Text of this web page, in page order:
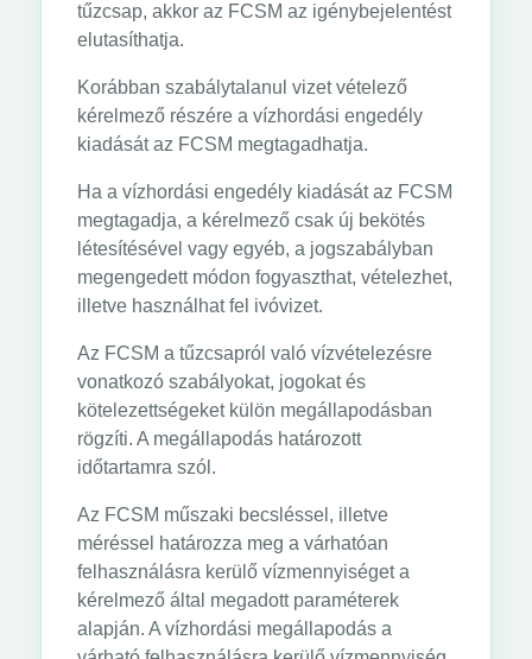
tűzcsap, akkor az FCSM az igénybejelentést
elutasíthatja.
Korábban szabálytalanul vizet vételező
kérelmező részére a vízhordási engedély
kiadását az FCSM megtagadhatja.
Ha a vízhordási engedély kiadását az FCSM
megtagadja, a kérelmező csak új bekötés
létesítésével vagy egyéb, a jogszabályban
megengedett módon fogyaszthat, vételezhet,
illetve használhat fel ivóvizet.
Az FCSM a tűzcsapról való vízvételezésre
vonatkozó szabályokat, jogokat és
kötelezettségeket külön megállapodásban
rögzíti. A megállapodás határozott
időtartamra szól.
Az FCSM műszaki becsléssel, illetve
méréssel határozza meg a várhatóan
felhasználásra kerülő vízmennyiséget a
kérelmező által megadott paraméterek
alapján. A vízhordási megállapodás a